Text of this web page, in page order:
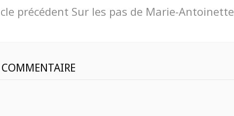
précédent Sur les pas de Marie-Antoinette